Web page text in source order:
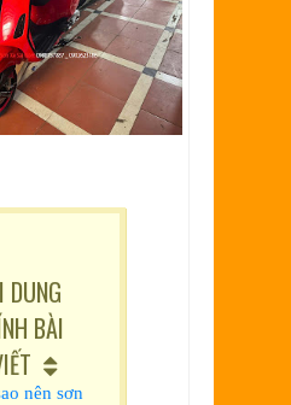
SƠN PHỐI MÀU XE ATTILA
Mar 17, 2022
DUNG
BÀI
nên sơn